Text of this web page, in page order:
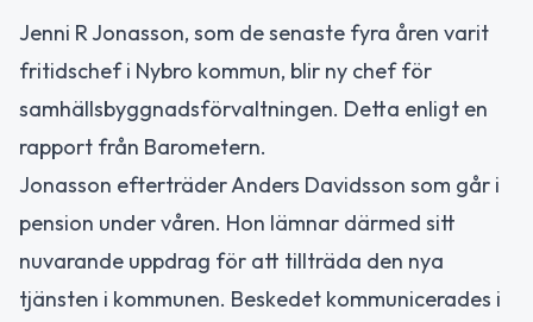
Jenni R Jonasson, som de senaste fyra åren varit
fritidschef i Nybro kommun, blir ny chef för
samhällsbyggnadsförvaltningen. Detta enligt en
rapport från Barometern.
Jonasson efterträder Anders Davidsson som går i
pension under våren. Hon lämnar därmed sitt
nuvarande uppdrag för att tillträda den nya
tjänsten i kommunen. Beskedet kommunicerades i